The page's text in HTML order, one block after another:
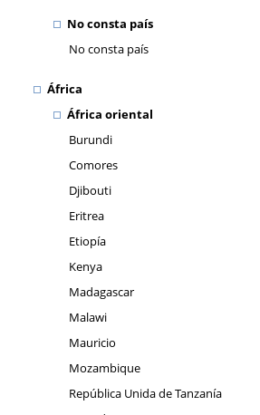
No consta país
No consta país
África
África oriental
Burundi
Comores
Djibouti
Eritrea
Etiopía
Kenya
Madagascar
Malawi
Mauricio
Mozambique
República Unida de Tanzanía